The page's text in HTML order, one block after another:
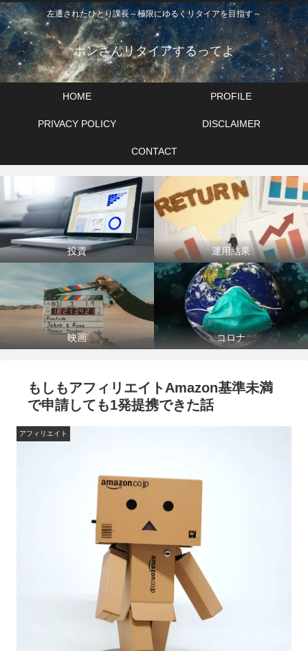
左遷されたひとり課長～極限にゆるくリタイアを目指す～
ポンさんリタイアするってよ
HOME PROFILE
PRIVACY POLICY DISCLAIMER
CONTACT
投資 運用結果
映画 コロナ
もしもアフィリエイトAmazon基準未満
で申請しても1発提携できた話
アフィリエイト